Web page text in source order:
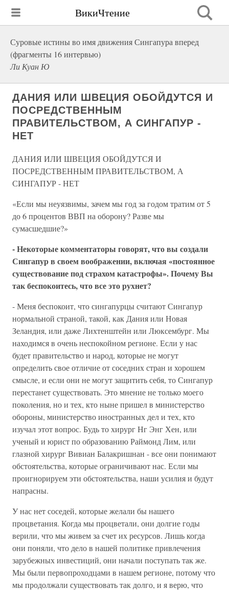
ВикиЧтение
Суровые истины во имя движения Сингапура вперед
(фрагменты 16 интервью)
Ли Куан Ю
ДАНИЯ ИЛИ ШВЕЦИЯ ОБОЙДУТСЯ И
ПОСРЕДСТВЕННЫМ
ПРАВИТЕЛЬСТВОМ, А СИНГАПУР -
НЕТ
ДАНИЯ ИЛИ ШВЕЦИЯ ОБОЙДУТСЯ И
ПОСРЕДСТВЕННЫМ ПРАВИТЕЛЬСТВОМ, А
СИНГАПУР - НЕТ
«Если мы неуязвимы, зачем мы год за годом тратим от 5
до 6 процентов ВВП на оборону? Разве мы
сумасшедшие?»
- Некоторые комментаторы говорят, что вы создали
Сингапур в своем воображении, включая «постоянное
существование под страхом катастрофы». Почему Вы
так беспокоитесь, что все это рухнет?
- Меня беспокоит, что сингапурцы считают Сингапур
нормальной страной, такой, как Дания или Новая
Зеландия, или даже Лихтенштейн или Люксембург. Мы
находимся в очень неспокойном регионе. Если у нас
будет правительство и народ, которые не могут
определить свое отличие от соседних стран и хорошем
смысле, и если они не могут защитить себя, то Сингапур
перестанет существовать. Это мнение не только моего
поколения, но и тех, кто ныне пришел в министерство
обороны, министерство иностранных дел и тех, кто
изучал этот вопрос. Будь то хирург Нг Энг Хен, или
ученый и юрист по образованию Раймонд Лим, или
глазной хирург Вивиан Балакришнан - все они понимают
обстоятельства, которые ограничивают нас. Если мы
проигнорируем эти обстоятельства, наши усилия и будут
напрасны.
У нас нет соседей, которые желали бы нашего
процветания. Когда мы процветали, они долгие годы
верили, что мы живем за счет их ресурсов. Лишь когда
они поняли, что дело в нашей политике привлечения
зарубежных инвестиций, они начали поступать так же.
Мы были первопроходцами в нашем регионе, потому что
мы продолжали существовать так долго, и я верю, что